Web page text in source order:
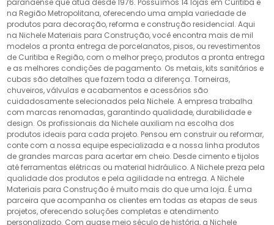
na Região Metropolitana, oferecendo uma ampla variedade de
produtos para decoração, reforma e construção residencial. Aqui
na Nichele Materiais para Construção, você encontra mais de mil
modelos a pronta entrega de porcelanatos, pisos, ou revestimentos
de Curitiba e Região, com o melhor preço, produtos a pronta entrega
e as melhores condições de pagamento. Os metais, kits sanitários e
cubas são detalhes que fazem toda a diferença. Torneiras,
chuveiros, válvulas e acabamentos e acessórios são
cuidadosamente selecionados pela Nichele. A empresa trabalha
com marcas renomadas, garantindo qualidade, durabilidade e
design. Os profissionais da Nichele auxiliam na escolha dos
produtos ideais para cada projeto. Pensou em construir ou reformar,
conte com a nossa equipe especializada e a nossa linha produtos
de grandes marcas para acertar em cheio. Desde cimento e tijolos
até ferramentas elétricas ou material hidráulico. A Nichele preza pela
qualidade dos produtos e pela agilidade na entrega. A Nichele
Materiais para Construção é muito mais do que uma loja. É uma
parceira que acompanha os clientes em todas as etapas de seus
projetos, oferecendo soluções completas e atendimento
personalizado. Com quase meio século de história, a Nichele